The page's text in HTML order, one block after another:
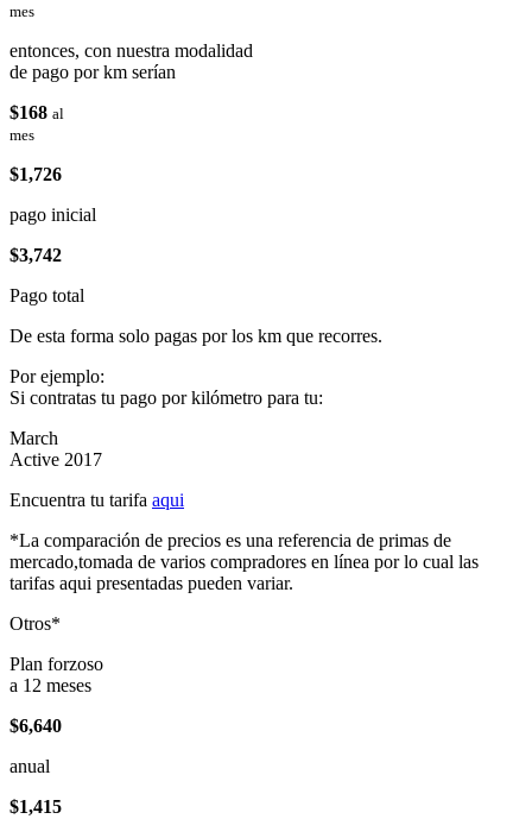
mes
entonces, con nuestra modalidad
de pago por km serían
$168 al
mes
$1,726
pago inicial
$3,742
Pago total
De esta forma solo pagas por los km que recorres.
Por ejemplo:
Si contratas tu pago por kilómetro para tu:
March
Active 2017
Encuentra tu tarifa aqui
*La comparación de precios es una referencia de primas de
mercado,tomada de varios compradores en línea por lo cual las
tarifas aqui presentadas pueden variar.
Otros*
Plan forzoso
a 12 meses
$6,640
anual
$1,415